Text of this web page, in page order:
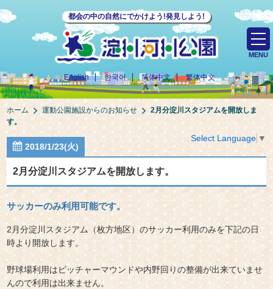
都会の中の自然にでかけよう!発見しよう!
English 한국어 简体中文 繁体中文
MENU
ホーム 運動公園施設からのお知らせ
2月分淀川スタジアムを開放しま
す。
Select Language ▼
2018/1/23(火)
2月分淀川スタジアムを開放します。
サッカーのみ利用可能です。
2月分淀川スタジアム（枚方地区）のサッカー利用のみを下記の日
時より開放します。
野球場利用はピッチャーマウンドや内野回りの整備が出来ていませ
んので利用は出来ません。